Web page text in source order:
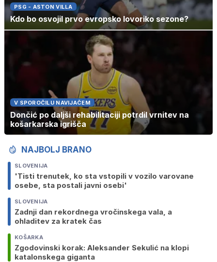
PSG - ASTON VILLA
Kdo bo osvojil prvo evropsko lovoriko sezone?
V SPOROČILU NAVIJAČEM
Dončić po daljši rehabilitaciji potrdil vrnitev na
košarkarska igrišča
NAJBOLJ BRANO
SLOVENIJA
'Tisti trenutek, ko sta vstopili v vozilo varovane
osebe, sta postali javni osebi'
SLOVENIJA
Zadnji dan rekordnega vročinskega vala, a
ohladitev za kratek čas
KOŠARKA
Zgodovinski korak: Aleksander Sekulić na klopi
katalonskega giganta